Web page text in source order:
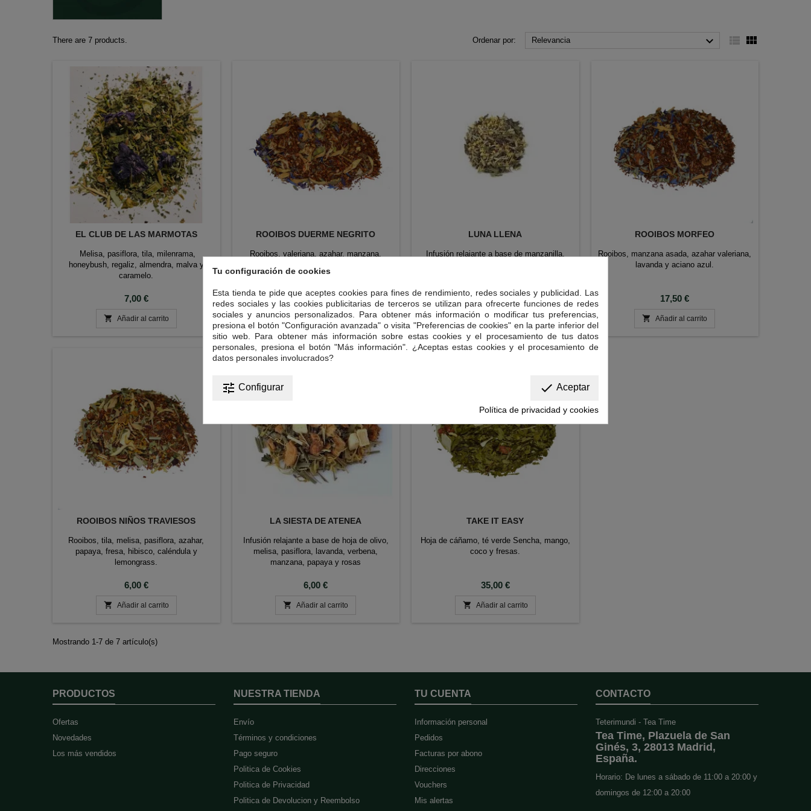
There are 7 products. Ordenar por: Relevancia   
EL CLUB DE LAS MARMOTAS
Melisa, pasiflora, tila, milenrama,
honeybush, regaliz, almendra, malva y
caramelo.
Precio
7,00 €
 Añadir al carrito
ROOIBOS DUERME NEGRITO
Rooibos, valeriana, azahar, manzana,
Precio
6,00 €
 Añadir al carrito
LUNA LLENA
Infusión relajante a base de manzanilla,
Precio
6,00 €
 Añadir al carrito
ROOIBOS MORFEO
Rooibos, manzana asada, azahar valeriana,
lavanda y aciano azul.
Precio
17,50 €
 Añadir al carrito
ROOIBOS NIÑOS TRAVIESOS
Rooibos, tila, melisa, pasiflora, azahar,
papaya, fresa, hibisco, caléndula y
lemongrass.
Precio
6,00 €
 Añadir al carrito
LA SIESTA DE ATENEA
Infusión relajante a base de hoja de olivo,
melisa, pasiflora, lavanda, verbena,
manzana, papaya y rosas
Precio
6,00 €
 Añadir al carrito
TAKE IT EASY
Hoja de cáñamo, té verde Sencha, mango,
coco y fresas.
Precio
35,00 €
 Añadir al carrito
Mostrando 1-7 de 7 artículo(s)
PRODUCTOS
Ofertas
Novedades
Los más vendidos
NUESTRA TIENDA
Envío
Términos y condiciones
Pago seguro
Politica de Cookies
Politica de Privacidad
Politica de Devolucion y Reembolso
TU CUENTA
Información personal
Pedidos
Facturas por abono
Direcciones
Vouchers
Mis alertas
CONTACTO
Teterimundi - Tea Time
Tea Time, Plazuela de San
Ginés, 3, 28013 Madrid,
España.
Horario: De lunes a sábado de 11:00 a 20:00 y
domingos de 12:00 a 20:00
Tu configuración de cookies
Esta tienda te pide que aceptes cookies para fines de rendimiento, redes sociales y publicidad. Las
redes sociales y las cookies publicitarias de terceros se utilizan para ofrecerte funciones de redes
sociales y anuncios personalizados. Para obtener más información o modificar tus preferencias,
presiona el botón "Configuración avanzada" o visita "Preferencias de cookies" en la parte inferior del
sitio web. Para obtener más información sobre estas cookies y el procesamiento de tus datos
personales, presiona el botón "Más información". ¿Aceptas estas cookies y el procesamiento de
datos personales involucrados?
done Aceptar
tune Configurar
Política de privacidad y cookies